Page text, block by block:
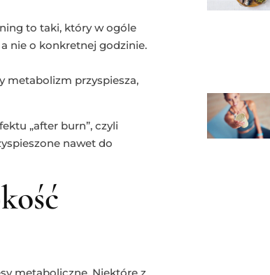
to taki, który w ogóle
nie o konkretnej godzinie.
metabolizm przyspiesza,
„after burn”, czyli
nawet do